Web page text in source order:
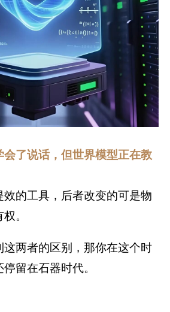
会了说话，但世界模型正在教
的工具，后者改变的可是物
。
两者的区别，那你在这个时
留在石器时代。